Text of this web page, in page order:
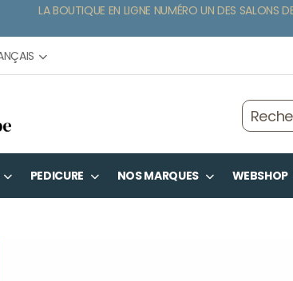
LA BOUTIQUE EN LIGNE NUMÉRO UN DES SALONS
PEDICURE NOS MARQUES WEBSHOP